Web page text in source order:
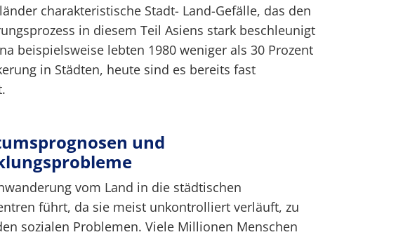
charakteristische Stadt- Land-Gefälle, das den
in diesem Teil Asiens stark beschleunigt
beispielsweise lebten 1980 weniger als 30 Prozent
in Städten, heute sind es bereits fast
und
vom Land in die städtischen
führt, da sie meist unkontrolliert verläuft, zu
sozialen Problemen. Viele Millionen Menschen